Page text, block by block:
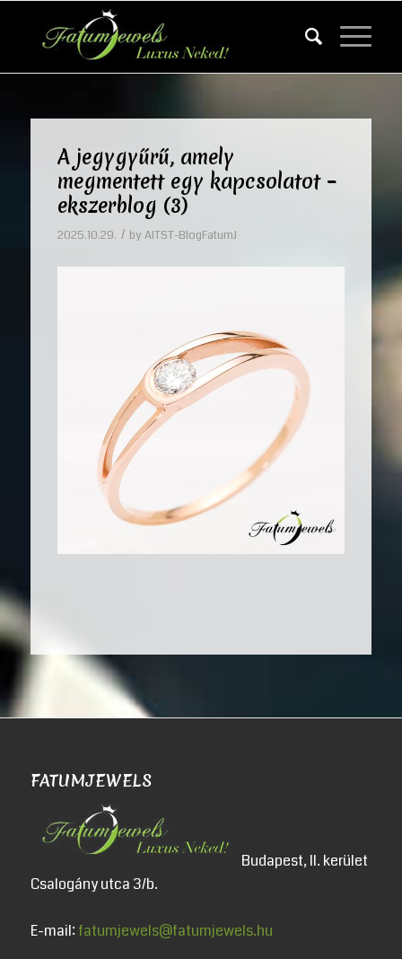
A jegygyűrű, amely
megmentett egy kapcsolatot –
ekszerblog (3)
2025.10.29. / by AITST-BlogFatumJ
FATUMJEWELS
Budapest, II. kerület
Csalogány utca 3/b.
E-mail: fatumjewels@fatumjewels.hu